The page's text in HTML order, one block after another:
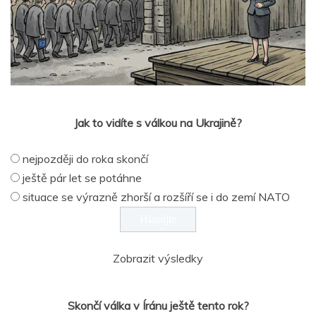
Jak to vidíte s válkou na Ukrajině?
nejpozději do roka skončí
ještě pár let se potáhne
situace se výrazně zhorší a rozšíří se i do zemí NATO
Zobrazit výsledky
Skončí válka v Íránu ještě tento rok?